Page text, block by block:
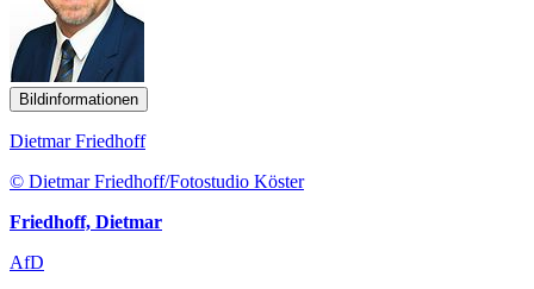
Bildinformationen
Dietmar Friedhoff
© Dietmar Friedhoff/Fotostudio Köster
Friedhoff, Dietmar
AfD